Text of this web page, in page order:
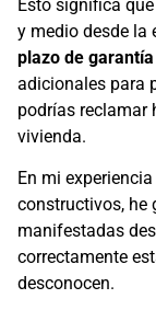
Esto significa
y medio desde la
plazo de
adicionales para
podrías reclamar
vivienda.
En mi
constructivos, he
manifestadas
correctamente
desconocen.